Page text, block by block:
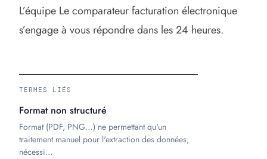
L’équipe Le comparateur facturation électronique
s’engage à vous répondre dans les 24 heures.
TERMES LIÉS
Format non structuré
Format (PDF, PNG…) ne permettant qu'un
traitement manuel pour l'extraction des données,
nécessi…